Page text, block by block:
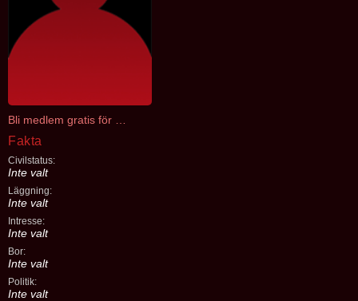
Fakta
Civilstatus:
Inte valt
Läggning:
Inte valt
Intresse:
Inte valt
Bor:
Inte valt
Politik:
Inte valt